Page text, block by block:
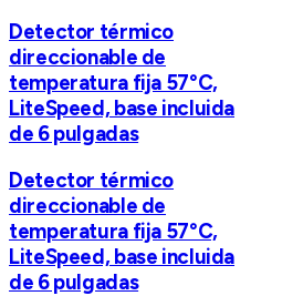
Detector térmico
direccionable de
temperatura fija 57°C,
LiteSpeed, base incluida
de 6 pulgadas
Detector térmico
direccionable de
temperatura fija 57°C,
LiteSpeed, base incluida
de 6 pulgadas